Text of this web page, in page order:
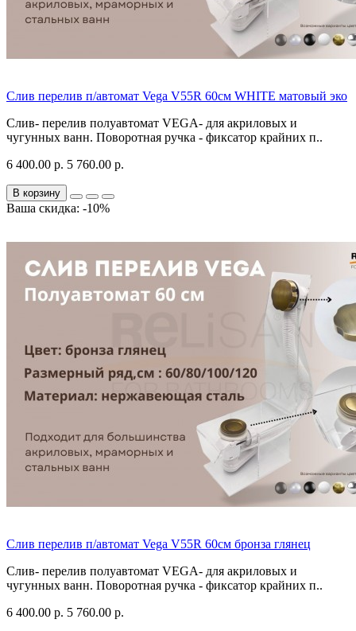
Слив перелив п/автомат Vega V55R 60см WHITE матовый эко
Слив- перелив полуавтомат VEGA- для акриловых и
чугунных ванн. Поворотная ручка - фиксатор крайних п..
6 400.00 р. 5 760.00 р.
В корзину
Ваша скидка: -10%
Слив перелив п/автомат Vega V55R 60см бронза глянец
Слив- перелив полуавтомат VEGA- для акриловых и
чугунных ванн. Поворотная ручка - фиксатор крайних п..
6 400.00 р. 5 760.00 р.